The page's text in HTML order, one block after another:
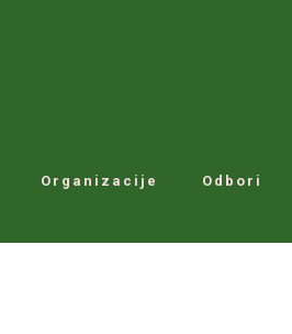
Organizacije Odbori